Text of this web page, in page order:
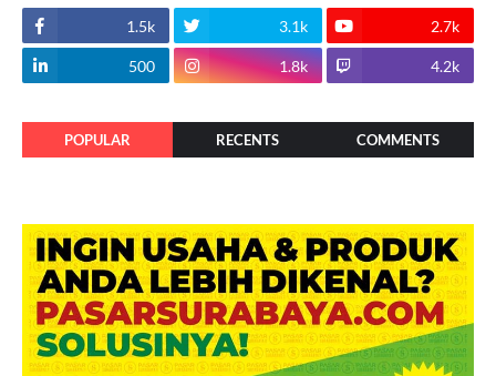
1.5k 3.1k 2.7k
500 1.8k 4.2k
POPULAR RECENTS COMMENTS